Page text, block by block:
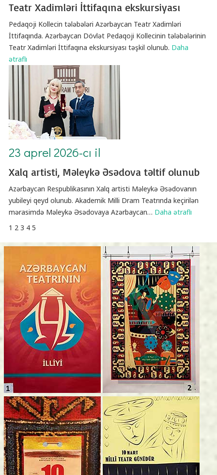
Teatr Xadimləri İttifaqına ekskursiyası
Pedaqoji Kollecin tələbələri Azərbaycan Teatr Xadimləri
İttifaqında. Azərbaycan Dövlət Pedaqoji Kollecinin tələbələrinin
Teatr Xadimləri İttifaqına ekskursiyası təşkil olunub. Daha
ətraflı
23 aprel 2026-cı il
Xalq artisti, Məleykə Əsədova təltif olunub
Azərbaycan Respublikasının Xalq artisti Məleykə Əsədovanın
yubileyi qeyd olunub. Akademik Milli Dram Teatrında keçirilən
mərasimdə Məleykə Əsədovaya Azərbaycan… Daha ətraflı
1 2 3 4 5